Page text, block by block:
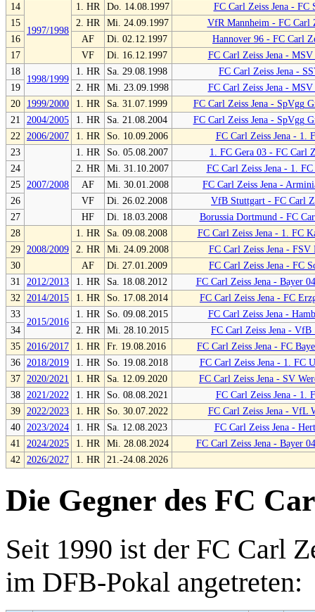
14
1997/1998
1. HR Do. 14.08.1997
FC Carl Zeiss Jena - FC
15
2. HR Mi. 24.09.1997
VfR Mannheim - FC Carl
16
AF Di. 02.12.1997
Hannover 96 - FC Carl
17
VF Di. 16.12.1997
FC Carl Zeiss Jena -
18
1998/1999
1. HR Sa. 29.08.1998
FC Carl Zeiss Jena -
19
2. HR Mi. 23.09.1998
FC Carl Zeiss Jena -
20
1999/2000 1. HR Sa. 31.07.1999
FC Carl Zeiss Jena - SpVgg
21
2004/2005 1. HR Sa. 21.08.2004
FC Carl Zeiss Jena - SpVgg
22
2006/2007 1. HR So. 10.09.2006
FC Carl Zeiss Jena - 1.
23
2007/2008
1. HR So. 05.08.2007
1. FC Gera 03 - FC Carl
24
2. HR Mi. 31.10.2007
FC Carl Zeiss Jena - 1.
25
AF Mi. 30.01.2008
FC Carl Zeiss Jena -
26
VF Di. 26.02.2008
VfB Stuttgart - FC Carl
27
HF Di. 18.03.2008
Borussia Dortmund - FC
28
2008/2009
1. HR Sa. 09.08.2008
FC Carl Zeiss Jena - 1. FC
29
2. HR Mi. 24.09.2008
FC Carl Zeiss Jena - FSV
30
AF Di. 27.01.2009
FC Carl Zeiss Jena - FC
31
2012/2013 1. HR Sa. 18.08.2012
FC Carl Zeiss Jena - Bayer
32
2014/2015 1. HR So. 17.08.2014
FC Carl Zeiss Jena - FC
33
2015/2016
1. HR So. 09.08.2015
FC Carl Zeiss Jena -
34
2. HR Mi. 28.10.2015
FC Carl Zeiss Jena - VfB
35
2016/2017 1. HR Fr. 19.08.2016
FC Carl Zeiss Jena - FC
36
2018/2019 1. HR So. 19.08.2018
FC Carl Zeiss Jena - 1. FC
37
2020/2021 1. HR Sa. 12.09.2020
FC Carl Zeiss Jena - SV
38
2021/2022 1. HR So. 08.08.2021
FC Carl Zeiss Jena - 1.
39
2022/2023 1. HR So. 30.07.2022
FC Carl Zeiss Jena - VfL
40
2023/2024 1. HR Sa. 12.08.2023
FC Carl Zeiss Jena -
41
2024/2025 1. HR Mi. 28.08.2024
FC Carl Zeiss Jena - Bayer
42
2026/2027 1. HR 21.-24.08.2026
Die Gegner des FC
Seit 1990 ist der FC Carl
im DFB-Pokal angetreten: